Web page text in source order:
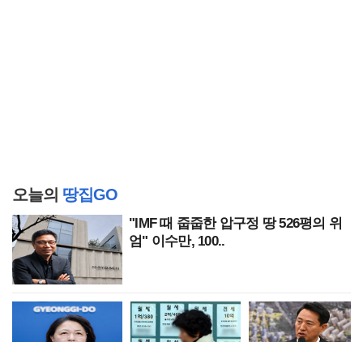
오늘의 땅집GO
"IMF 때 줍줍한 압구정 땅 526평의 위
엄" 이수만, 100..